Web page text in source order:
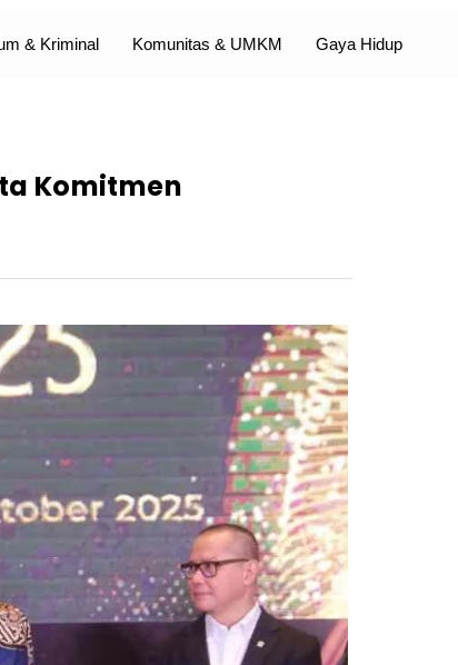
& Kriminal Komunitas & UMKM Gaya Hidup
Komitmen